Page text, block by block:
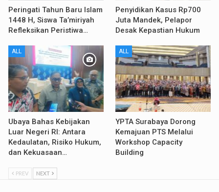
Peringati Tahun Baru Islam
1448 H, Siswa Ta’miriyah
Refleksikan Peristiwa…
Penyidikan Kasus Rp700
Juta Mandek, Pelapor
Desak Kepastian Hukum
ALL
Ubaya Bahas Kebijakan
Luar Negeri RI: Antara
Kedaulatan, Risiko Hukum,
dan Kekuasaan…
ALL
YPTA Surabaya Dorong
Kemajuan PTS Melalui
Workshop Capacity
Building
PREV NEXT